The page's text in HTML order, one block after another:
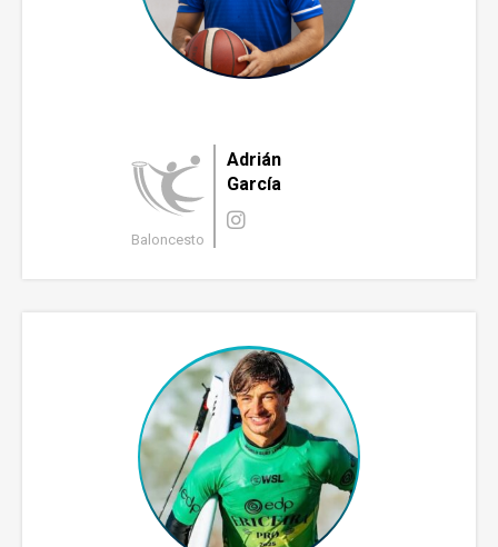
Baloncesto
Adrián
García